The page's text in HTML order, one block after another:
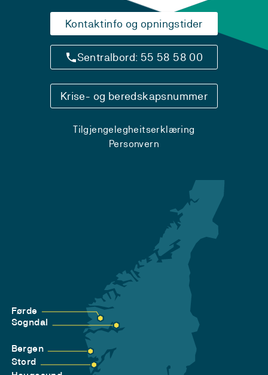
Kontaktinfo og opningstider
Sentralbord: 55 58 58 00
Krise- og beredskapsnummer
Tilgjengelegheitserklæring
Personvern
Førde
Sogndal
Bergen
Stord